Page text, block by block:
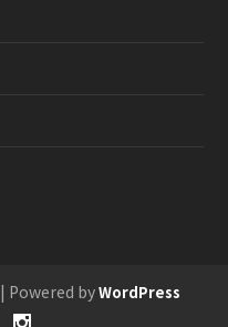
| Powered byWordPress